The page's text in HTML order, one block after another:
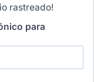
rastreado!
para